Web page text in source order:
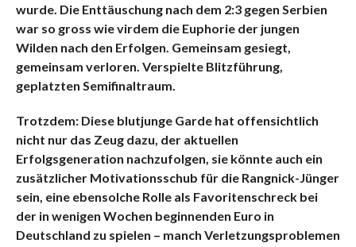
wurde. Die Enttäuschung nach dem 2:3 gegen Serbien
war so gross wie virdem die Euphorie der jungen
Wilden nach den Erfolgen. Gemeinsam gesiegt,
gemeinsam verloren. Verspielte Blitzführung,
geplatzten Semifinaltraum.
Trotzdem: Diese blutjunge Garde hat offensichtlich
nicht nur das Zeug dazu, der aktuellen
Erfolgsgeneration nachzufolgen, sie könnte auch ein
zusätzlicher Motivationsschub für die Rangnick-Jünger
sein, eine ebensolche Rolle als Favoritenschreck bei
der in wenigen Wochen beginnenden Euro in
Deutschland zu spielen – manch Verletzungsproblemen